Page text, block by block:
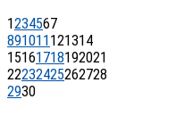
1234567
891011 121314
15161718192021
22232425262728
2930